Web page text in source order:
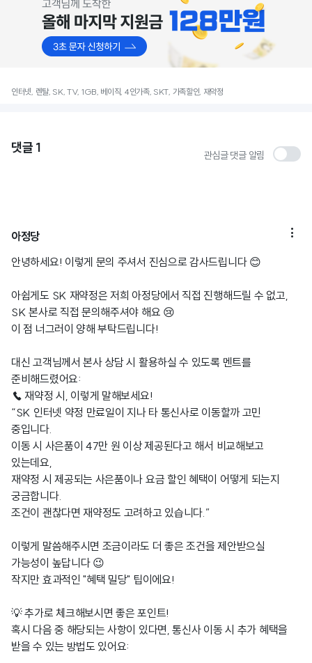
인터넷, 렌탈, SK, TV, 1GB, 베이직, 4인가족, SKT, 가족할인, 재약정
댓글 1 관심글 댓글 알림
아정당 
안녕하세요! 이렇게 문의 주셔서 진심으로 감사드립니다 😊
아쉽게도 SK 재약정은 저희 아정당에서 직접 진행해드릴 수 없고,
SK 본사로 직접 문의해주셔야 해요 😢
이 점 너그러이 양해 부탁드립니다!
대신 고객님께서 본사 상담 시 활용하실 수 있도록 멘트를
준비해드렸어요:
☎ 재약정 시, 이렇게 말해보세요!
“SK 인터넷 약정 만료일이 지나 타 통신사로 이동할까 고민
중입니다.
이동 시 사은품이 47만 원 이상 제공된다고 해서 비교해보고
있는데요,
재약정 시 제공되는 사은품이나 요금 할인 혜택이 어떻게 되는지
궁금합니다.
조건이 괜찮다면 재약정도 고려하고 있습니다.”
이렇게 말씀해주시면 조금이라도 더 좋은 조건을 제안받으실
가능성이 높답니다 😉
작지만 효과적인 "혜택 밀당" 팁이에요!
💡 추가로 체크해보시면 좋은 포인트!
혹시 다음 중 해당되는 사항이 있다면, 통신사 이동 시 추가 혜택을
받을 수 있는 방법도 있어요: